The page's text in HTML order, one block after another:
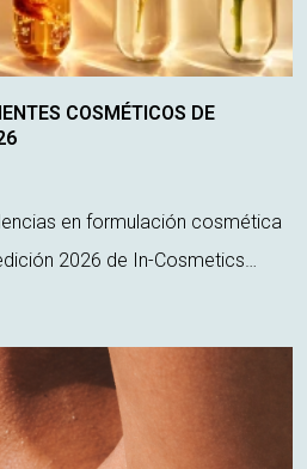
COSMÉTICOS DE
en formulación cosmética